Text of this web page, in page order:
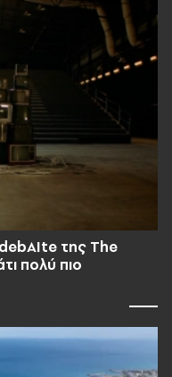
της The
πολύ πιο